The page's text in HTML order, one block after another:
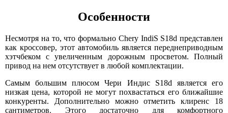
Особенности
Несмотря на то, что формально Chery IndiS S18d представлен
как кроссовер, этот автомобиль является переднеприводным
хэтчбеком с увеличенным дорожным просветом. Полный
привод на нем отсутствует в любой комплектации.
Самым большим плюсом Чери Индис S18d является его
низкая цена, которой не могут похвастаться его ближайшие
конкуренты. Дополнительно можно отметить клиренс 18
сантиметров. Этого достаточно для комфортного